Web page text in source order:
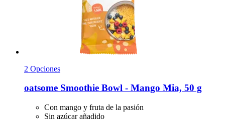
2 Opciones
oatsome Smoothie Bowl -​ Mango Mia, 50 g
Con mango y fruta de la pasión
Sin azúcar añadido